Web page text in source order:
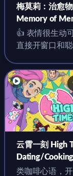
梅莫莉：治愈
Memory of
A Chill Story for
v1.0.1 中文原
👍 表情很生动
直接开窗口和聪
云霄一刻 High
Dating/
for Mac v0.15.7
类咖啡心语，